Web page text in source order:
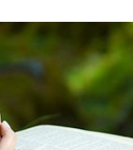
Não é errado
como ficar mais
e dicas de
da nossa
nós buscamos de
por fora tentando